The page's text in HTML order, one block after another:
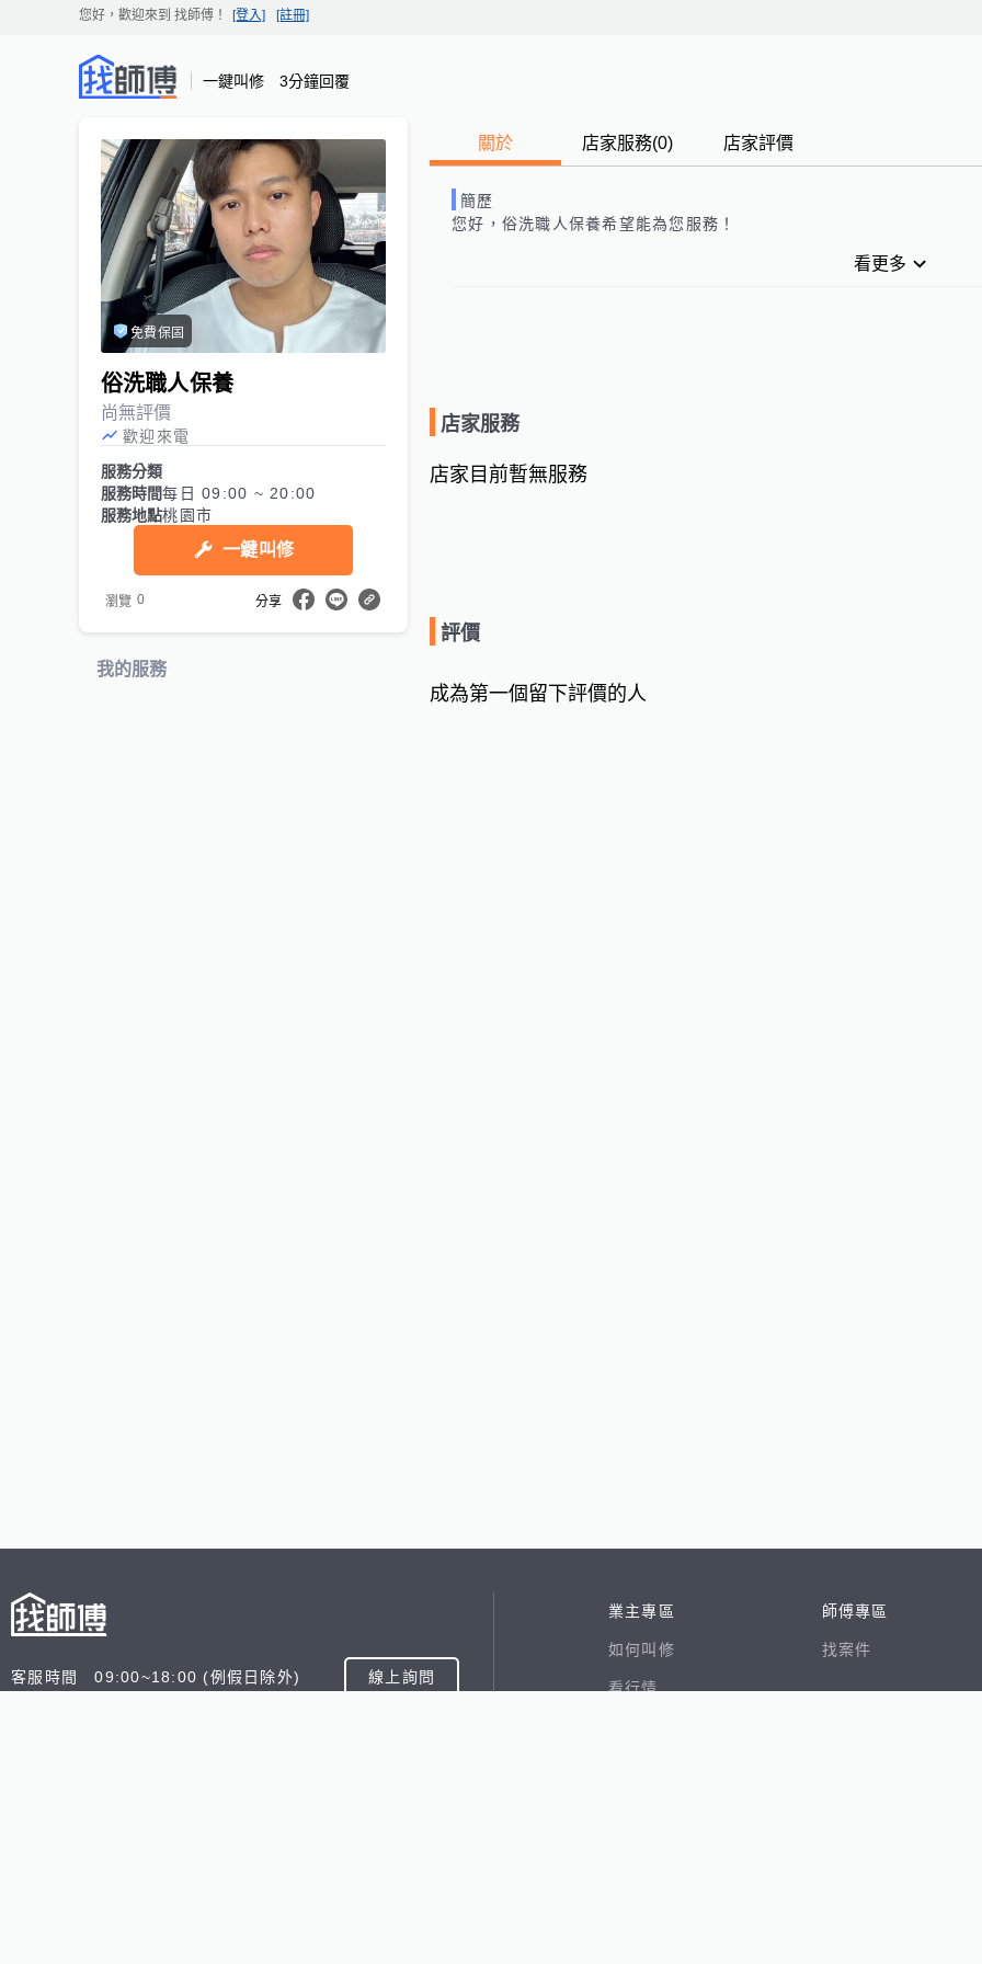
您好，歡迎來到 找師傅 ！ [登入] [註冊]
一鍵叫修 3分鐘回覆
免費保固
俗洗職人保養
尚無評價
歡迎來電
服務分類
服務時間每日 09:00 ~ 20:00
服務地點桃園市
一鍵叫修
瀏覽 0 分享
我的服務
關於 店家服務(0) 店家評價
簡歷
您好， 俗洗職人保養希望能為您服務！
看更多
店家服務
店家目前暫無服務
評價
成為第一個留下評價的人
客服時間 09:00~18:00 (例假日除外) 線上詢問
業主專區
如何叫修
看行情
師傅專區
找案件